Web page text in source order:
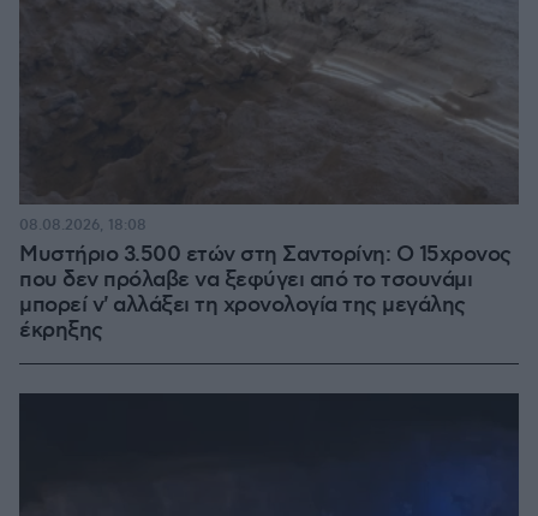
Μυστήριο 3.500 ετών στη Σαντορίνη: Ο 15χρονος
που δεν πρόλαβε να ξεφύγει από το τσουνάμι
μπορεί ν' αλλάξει τη χρονολογία της μεγάλης
έκρηξης
08.08.2026, 18:08